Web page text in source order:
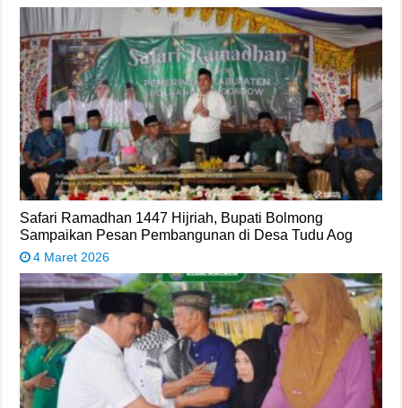
Safari Ramadhan 1447 Hijriah, Bupati Bolmong
Sampaikan Pesan Pembangunan di Desa Tudu Aog
4 Maret 2026